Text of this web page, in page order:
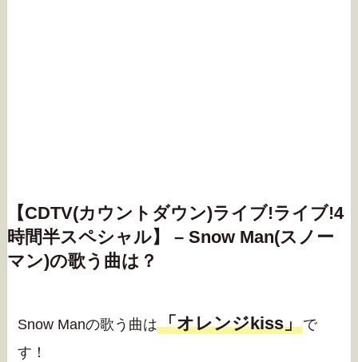
【CDTV(カウントダウン)ライブ!ライブ!4
時間半スペシャル】 – Snow Man(スノー
マン)の歌う曲は？
Snow Manの歌う曲は「オレンジkiss」で
す！